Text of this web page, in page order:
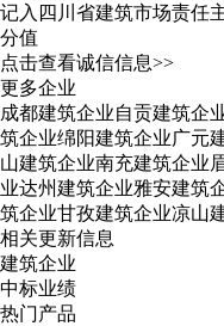
记入四川省建筑市场责任
分值
点击查看诚信信息>>
更多企业
成都建筑企业自贡建筑企
筑企业绵阳建筑企业广元
山建筑企业南充建筑企业
业达州建筑企业雅安建筑
筑企业甘孜建筑企业凉山
相关更新信息
建筑企业
中标业绩
热门产品